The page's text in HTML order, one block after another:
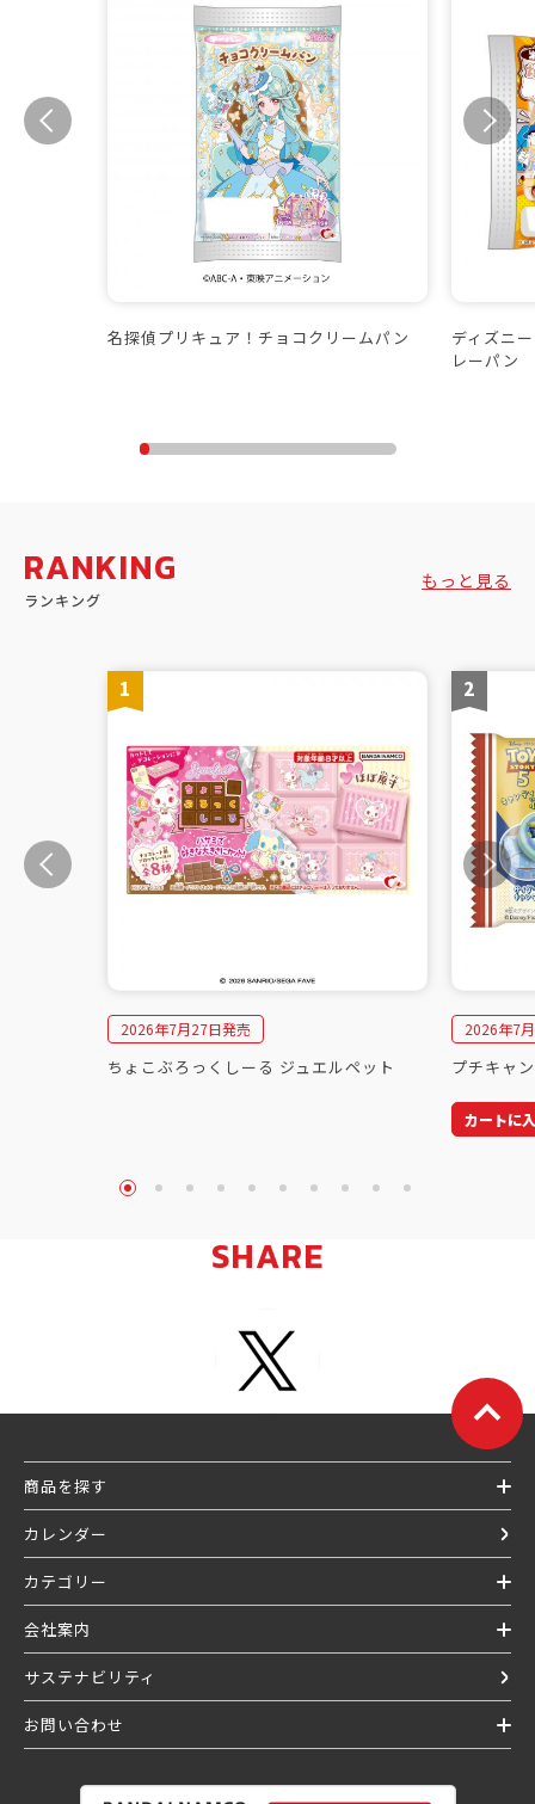
名探偵プリキュア！チョコクリームパン
ディズニ
レーパン
RANKING
ランキング
もっと見る
1
2026年7月27日発売
ちょこぶろっくしーる ジュエルペット
2
2026年7
プチキャ
カートに
SHARE
商品を探す
カレンダー
カテゴリー
会社案内
サステナビリティ
お問い合わせ